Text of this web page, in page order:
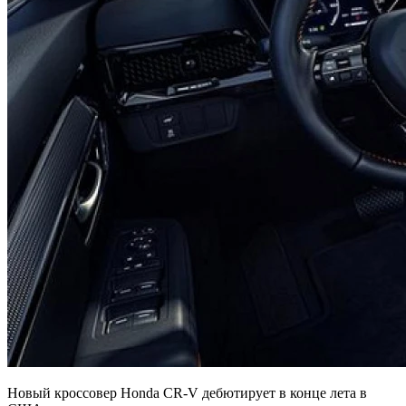
Новый кроссовер Honda CR-V дебютирует в конце лета в